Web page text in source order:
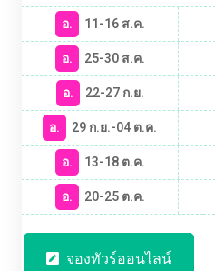
อ. 11-16 ส.ค.
อ.
25-30 ส.ค.
อ.
22-27 ก.ย.
อ.
29 ก.ย.-04 ต.ค.
อ.
13-18 ต.ค.
อ.
20-25 ต.ค.
จองทัวร์ออนไลน์